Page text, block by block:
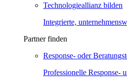
Technologieallianz bilden
Integrierte,
Partner finden
Response- oder
Professionelle Response-